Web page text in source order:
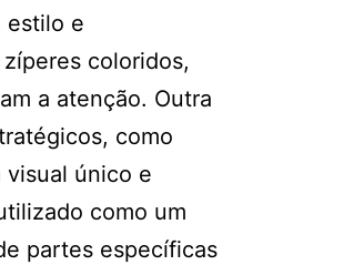
estilo e
coloridos,
a atenção. Outra
como
único e
como um
partes específicas